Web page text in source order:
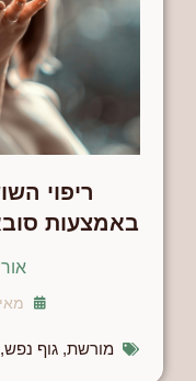
ריפוי
באמצעות
מאי 13, 2025
מורשת,גוף נפש,